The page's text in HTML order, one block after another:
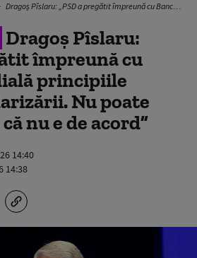
Dragoș Pîslaru: „PSD a pregătit împreună cu Banca Mondială principiile reformei salarizării. Nu poate spune acum că nu e de acord”
Dragoș Pîslaru:
împreună cu
principiile
Nu poate
nu e de acord”
14:40
14:38